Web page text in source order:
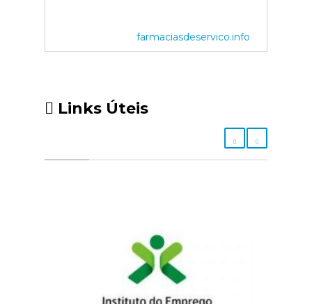
farmaciasdeservico.info
Links Úteis